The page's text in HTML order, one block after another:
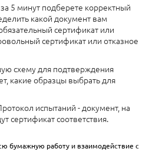
5 минут подберете корректный
какой документ вам
сертификат или
сертификат или отказное
схему для подтверждения
какие образцы выбрать для
испытаний - документ, на
сертификат соответствия.
бумажную работу и взаимодействие с